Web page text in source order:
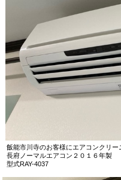
飯能市川寺のお客様にエアコンクリ
長府ノーマルエアコン２０１６年製
型式RAY-4037